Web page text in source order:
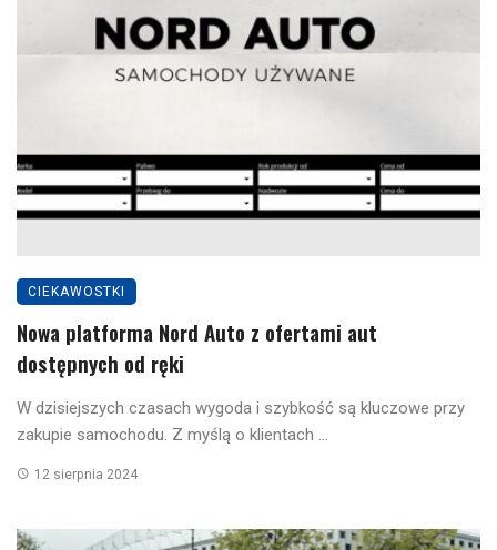
CIEKAWOSTKI
Nowa platforma Nord Auto z ofertami aut
dostępnych od ręki
W dzisiejszych czasach wygoda i szybkość są kluczowe przy
zakupie samochodu. Z myślą o klientach ...
12 sierpnia 2024